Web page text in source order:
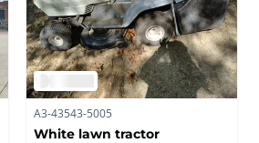
A3-43543-5005
White lawn tractor